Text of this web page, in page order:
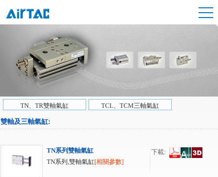
TN、TR雙軸氣缸 TCL、TCM三軸氣缸
雙軸及三軸氣缸:
TN系列雙軸氣缸
TN系列,雙軸氣缸[相關參數]
下載: